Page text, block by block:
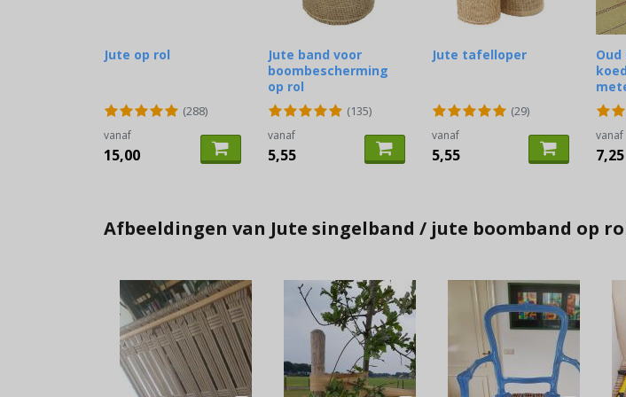
Jute op rol
(288)
vanaf
15,00
Jute band voor
boombescherming
op rol
(135)
vanaf
5,55
Jute tafelloper
(29)
vanaf
5,55
vanaf
7,25
Afbeeldingen van Jute singelband / jute boomband op